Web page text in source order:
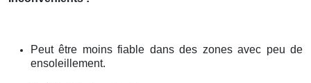
Peut être moins fiable dans des zones avec peu de
ensoleillement.